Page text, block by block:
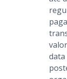
data